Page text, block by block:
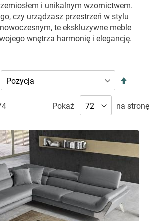
i unikalnym wzornictwem.
czy urządzasz przestrzeń w stylu
te ekskluzywne meble
wnętrza harmonię i elegancję.
– ELEGANCJA, KTÓRA
takie jak narożniki, kanapy czy sofy,
designem i najwyższą
szukają harmonii między estetyką a
Włoskie projekty zachwycają
– od precyzyjnych przeszyć na
po doskonałe proporcje w narożnikach.
wzornictwu włoskie meble
się zarówno w klasycznych, jak i
wnosząc do wnętrza luksus i
styl. Zobacz naszą ofertęnarożników
Pokaż na stronę